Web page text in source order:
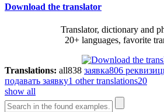
Download the translator
Translator, dictionary and
20+ languages, favorite
Translations: all838 заявка806
подавать заявку1 other translations20
show all